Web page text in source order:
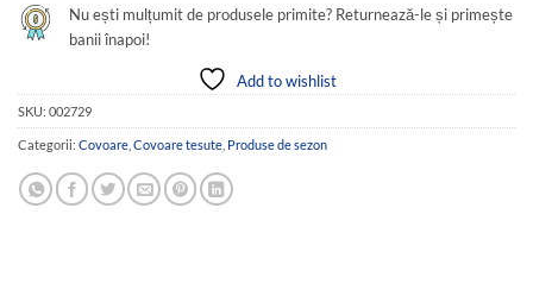
Nu ești mulțumit de produsele primite? Returnează-le și primește
banii înapoi!
Add to wishlist
SKU: 002729
Categorii: Covoare Covoare tesute Produse de sezon